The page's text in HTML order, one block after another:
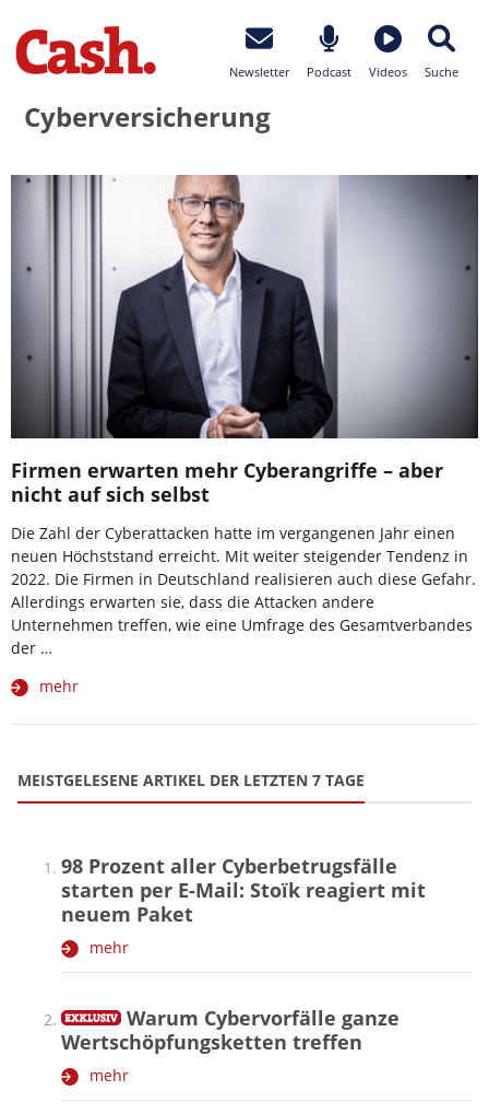
Newsletter Podcast Videos Suche
Cyberversicherung
Firmen erwarten mehr Cyberangriffe – aber
nicht auf sich selbst
Die Zahl der Cyberattacken hatte im vergangenen Jahr einen
neuen Höchststand erreicht. Mit weiter steigender Tendenz in
2022. Die Firmen in Deutschland realisieren auch diese Gefahr.
Allerdings erwarten sie, dass die Attacken andere
Unternehmen treffen, wie eine Umfrage des Gesamtverbandes
der …
mehr
MEISTGELESENE ARTIKEL DER LETZTEN 7 TAGE
98 Prozent aller Cyberbetrugsfälle
starten per E-Mail: Stoïk reagiert mit
neuem Paket
mehr
Warum Cybervorfälle ganze
Wertschöpfungsketten treffen
mehr